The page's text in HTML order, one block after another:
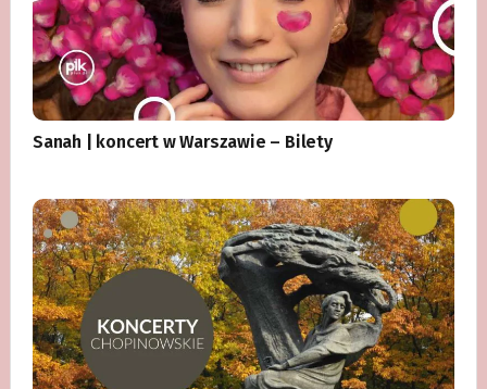
Sanah | koncert w Warszawie – Bilety